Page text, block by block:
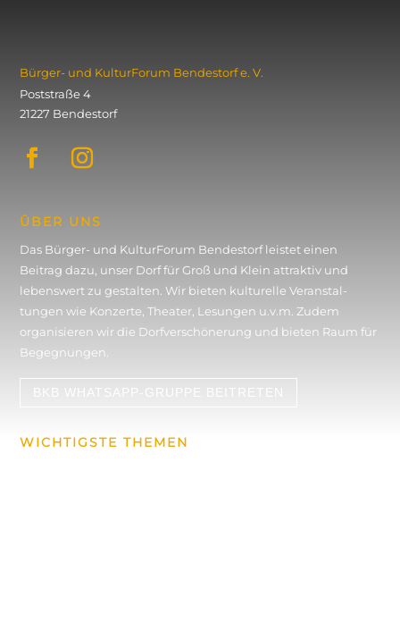
Bürger- und KulturForum ­Bendestorf e. V.
Poststraße 4
21227 Bendestorf
ÜBER UNS
Das Bürger- und KulturForum Bendestorf leistet einen
Beitrag dazu, unser Dorf für Groß und Klein attraktiv und
lebenswert zu gestalten. Wir bieten kulturelle Veran­stal­
tungen wie Konzerte, Theater, Lesungen u.v.m. Zudem
organisieren wir die Dorf­verschönerung und bieten Raum für
Begegnungen.
BKB WHATSAPP-GRUPPE BEITRETEN
WICHTIGSTE THEMEN